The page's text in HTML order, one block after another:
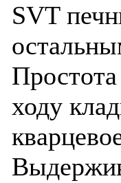
SVT
ходу